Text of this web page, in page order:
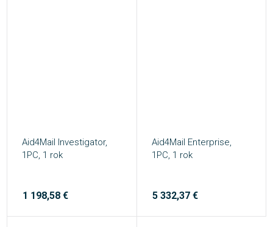
Aid4Mail Investigator,
1PC, 1 rok
1 198,58 €
Aid4Mail Enterprise,
1PC, 1 rok
5 332,37 €